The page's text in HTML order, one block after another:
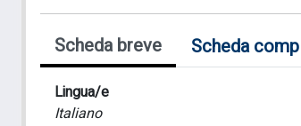
Scheda breve Scheda
Lingua/e
Italiano